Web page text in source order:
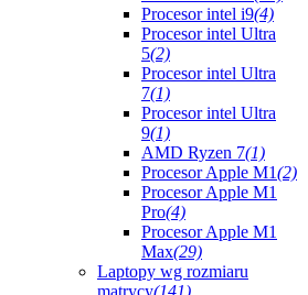
Procesor intel i9(4)
Procesor intel Ultra
5(2)
Procesor intel Ultra
7(1)
Procesor intel Ultra
9(1)
AMD Ryzen 7(1)
Procesor Apple M1(2)
Procesor Apple M1
Pro(4)
Procesor Apple M1
Max(29)
Laptopy wg rozmiaru
matrycy(141)